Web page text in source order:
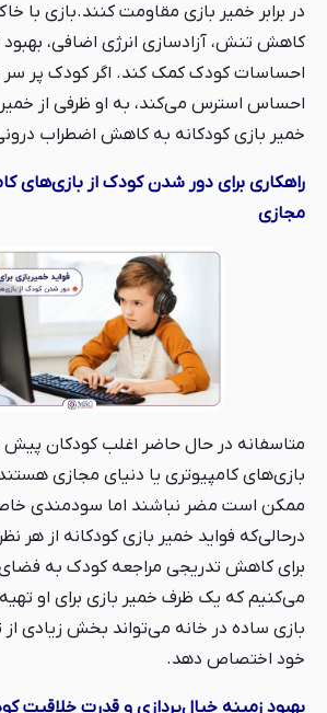
در برابر خمیر بازی مقاومت کنند.بازی با
کاهش تنش، آزادسازی انرژی اضافی، بهبود
احساسات کودک کمک کند. اگر کودک پر
احساس استرس می‌کند، به او ظرفی از خمیر
خمیر بازی کودکانه به کاهش اضطراب
راهکاری برای دور شدن کودک از بازی‌های
مجازی
متاسفانه در حال حاضر اغلب کودکان پیش
بازی‌های کامپیوتری یا دنیای مجازی
ممکن است مضر نباشند اما سودمندی
درحالی‌که فواید خمیر بازی کودکانه از هر
برای کاهش تدریجی مراجعه کودک به
می‌کنیم که یک ظرف خمیر بازی برای او
بازی ساده در خانه می‌تواند بخش زیادی از
خود اختصاص دهد.
بهبود زمینه خیال‌پردازی و قدرت خلاقیت